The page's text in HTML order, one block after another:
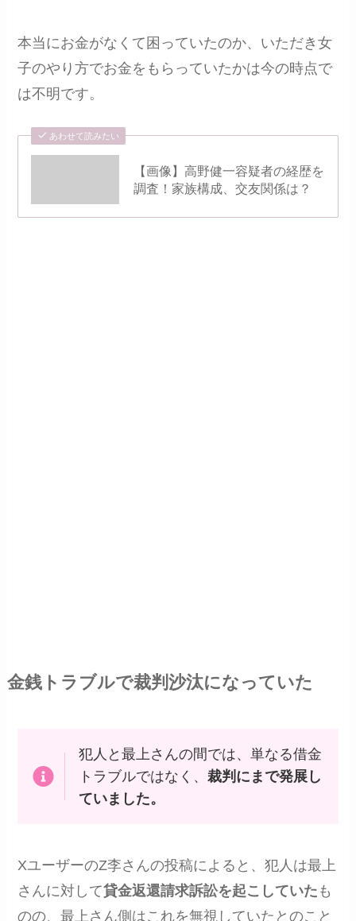
本当にお金がなくて困っていたのか、いただき女
子のやり方でお金をもらっていたかは今の時点で
は不明です。
あわせて読みたい
【画像】高野健一容疑者の経歴を
調査！家族構成、交友関係は？
金銭トラブルで裁判沙汰になっていた
犯人と最上さんの間では、単なる借金
トラブルではなく、 裁判にまで発展し
ていました。
XユーザーのZ李さんの投稿によると、犯人は最上
さんに対して貸金返還請求訴訟を起こしていた も
のの、最上さん側はこれを無視していたとのこと